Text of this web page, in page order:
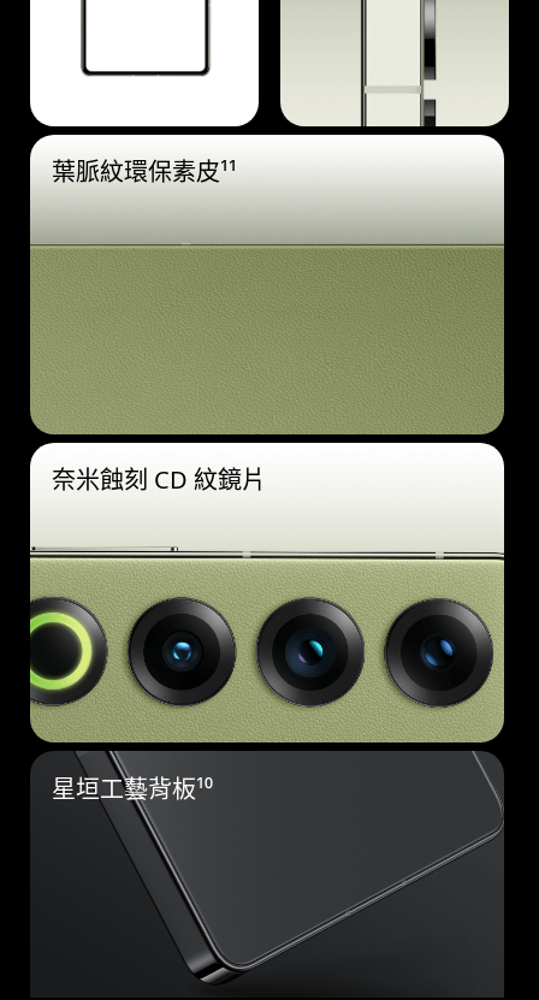
葉脈紋環保素皮¹¹
奈米蝕刻 CD 紋鏡片
星垣工藝背板¹⁰